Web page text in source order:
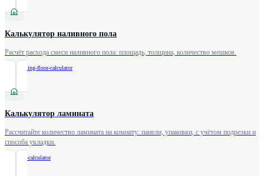
Калькулятор наливного пола
Расчёт расхода смеси наливного пола: площадь, толщина, количество мешков.
self-leveling-floor-calculator
Калькулятор ламината
Рассчитайте количество ламината на комнату: панели, упаковки, с учётом подрезки и
способа укладки.
laminate-calculator